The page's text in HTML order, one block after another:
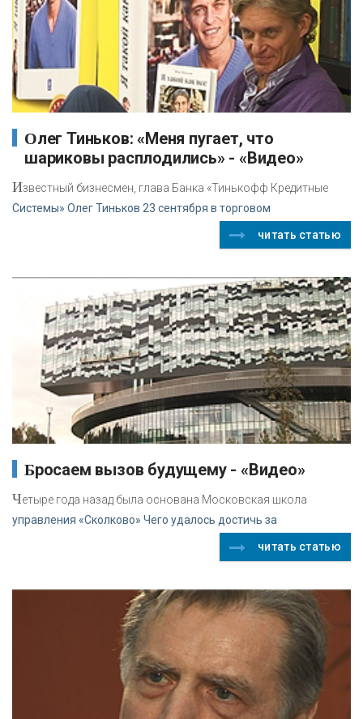
Олег Тиньков: «Меня пугает, что
шариковы расплодились» - «Видео»
Известный бизнесмен, глава Банка «Тинькофф Кредитные
Системы» Олег Тиньков 23 сентября в торговом
читать статью
Бросаем вызов будущему - «Видео»
Четыре года назад была основана Московская школа
управления «Сколково» Чего удалось достичь за
читать статью